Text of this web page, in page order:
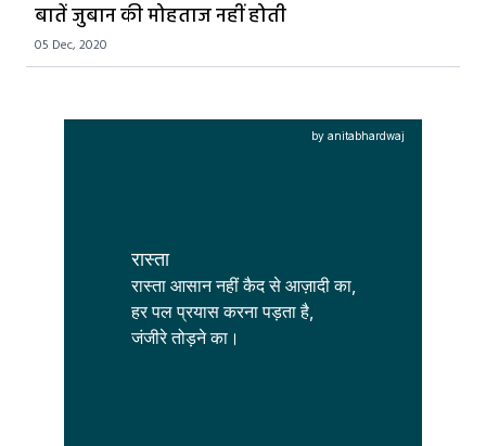
बातें जुबान की मोहताज नहीं होती
05 Dec, 2020
रास्ता
रास्ता आसान नहीं कैद से आज़ादी का,
हर पल प्रयास करना पड़ता है,
जंजीरे तोड़ने का।
by anitabhardwaj